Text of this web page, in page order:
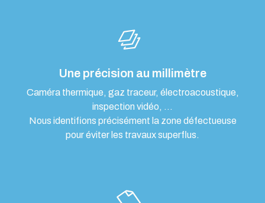
Une précision au millimètre
Caméra thermique, gaz traceur, électroacoustique,
inspection vidéo, …
Nous identifions précisément la zone défectueuse
pour éviter les travaux superflus.